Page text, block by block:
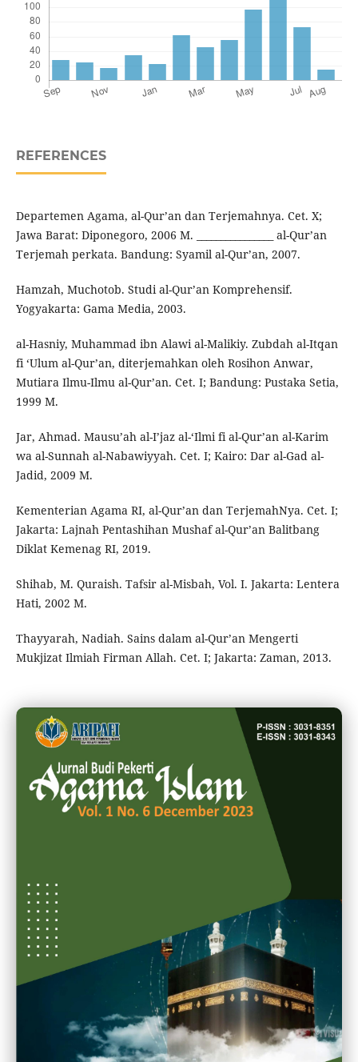
REFERENCES
Departemen Agama, al-Qur’an dan Terjemahnya. Cet. X;
Jawa Barat: Diponegoro, 2006 M. ________________ al-Qur’an
Terjemah perkata. Bandung: Syamil al-Qur’an, 2007.
Hamzah, Muchotob. Studi al-Qur’an Komprehensif.
Yogyakarta: Gama Media, 2003.
al-Hasniy, Muhammad ibn Alawi al-Malikiy. Zubdah al-Itqan
fi ‘Ulum al-Qur’an, diterjemahkan oleh Rosihon Anwar,
Mutiara Ilmu-Ilmu al-Qur’an. Cet. I; Bandung: Pustaka Setia,
1999 M.
Jar, Ahmad. Mausu’ah al-I’jaz al-‘Ilmi fi al-Qur’an al-Karim
wa al-Sunnah al-Nabawiyyah. Cet. I; Kairo: Dar al-Gad al-
Jadid, 2009 M.
Kementerian Agama RI, al-Qur’an dan TerjemahNya. Cet. I;
Jakarta: Lajnah Pentashihan Mushaf al-Qur’an Balitbang
Diklat Kemenag RI, 2019.
Shihab, M. Quraish. Tafsir al-Misbah, Vol. I. Jakarta: Lentera
Hati, 2002 M.
Thayyarah, Nadiah. Sains dalam al-Qur’an Mengerti
Mukjizat Ilmiah Firman Allah. Cet. I; Jakarta: Zaman, 2013.